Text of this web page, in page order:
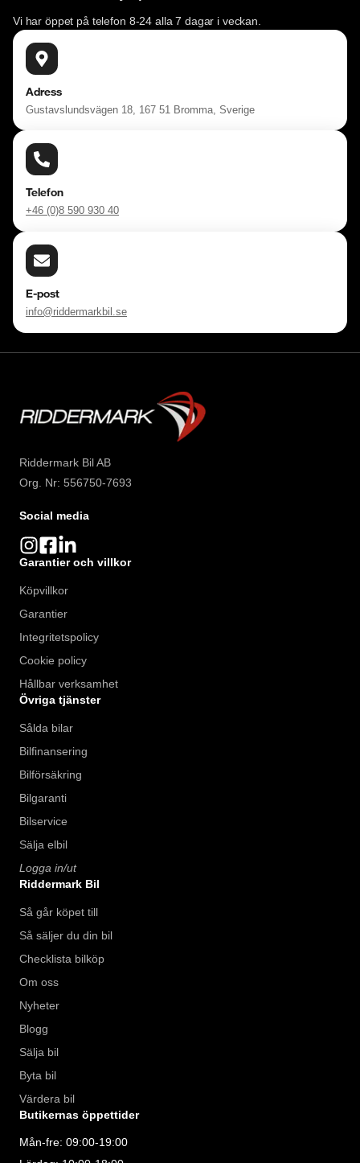
Vi har öppet på telefon 8-24 alla 7 dagar i veckan.
Adress
Gustavslundsvägen 18, 167 51 Bromma, Sverige
Telefon
+46 (0)8 590 930 40
E-post
info@riddermarkbil.se
Riddermark Bil AB
Org. Nr: 556750-7693
Social media
Garantier och villkor
Köpvillkor
Garantier
Integritetspolicy
Cookie policy
Hållbar verksamhet
Övriga tjänster
Sålda bilar
Bilfinansering
Bilförsäkring
Bilgaranti
Bilservice
Sälja elbil
Logga in/ut
Riddermark Bil
Så går köpet till
Så säljer du din bil
Checklista bilköp
Om oss
Nyheter
Blogg
Sälja bil
Byta bil
Värdera bil
Butikernas öppettider
Mån-fre: 09:00-19:00